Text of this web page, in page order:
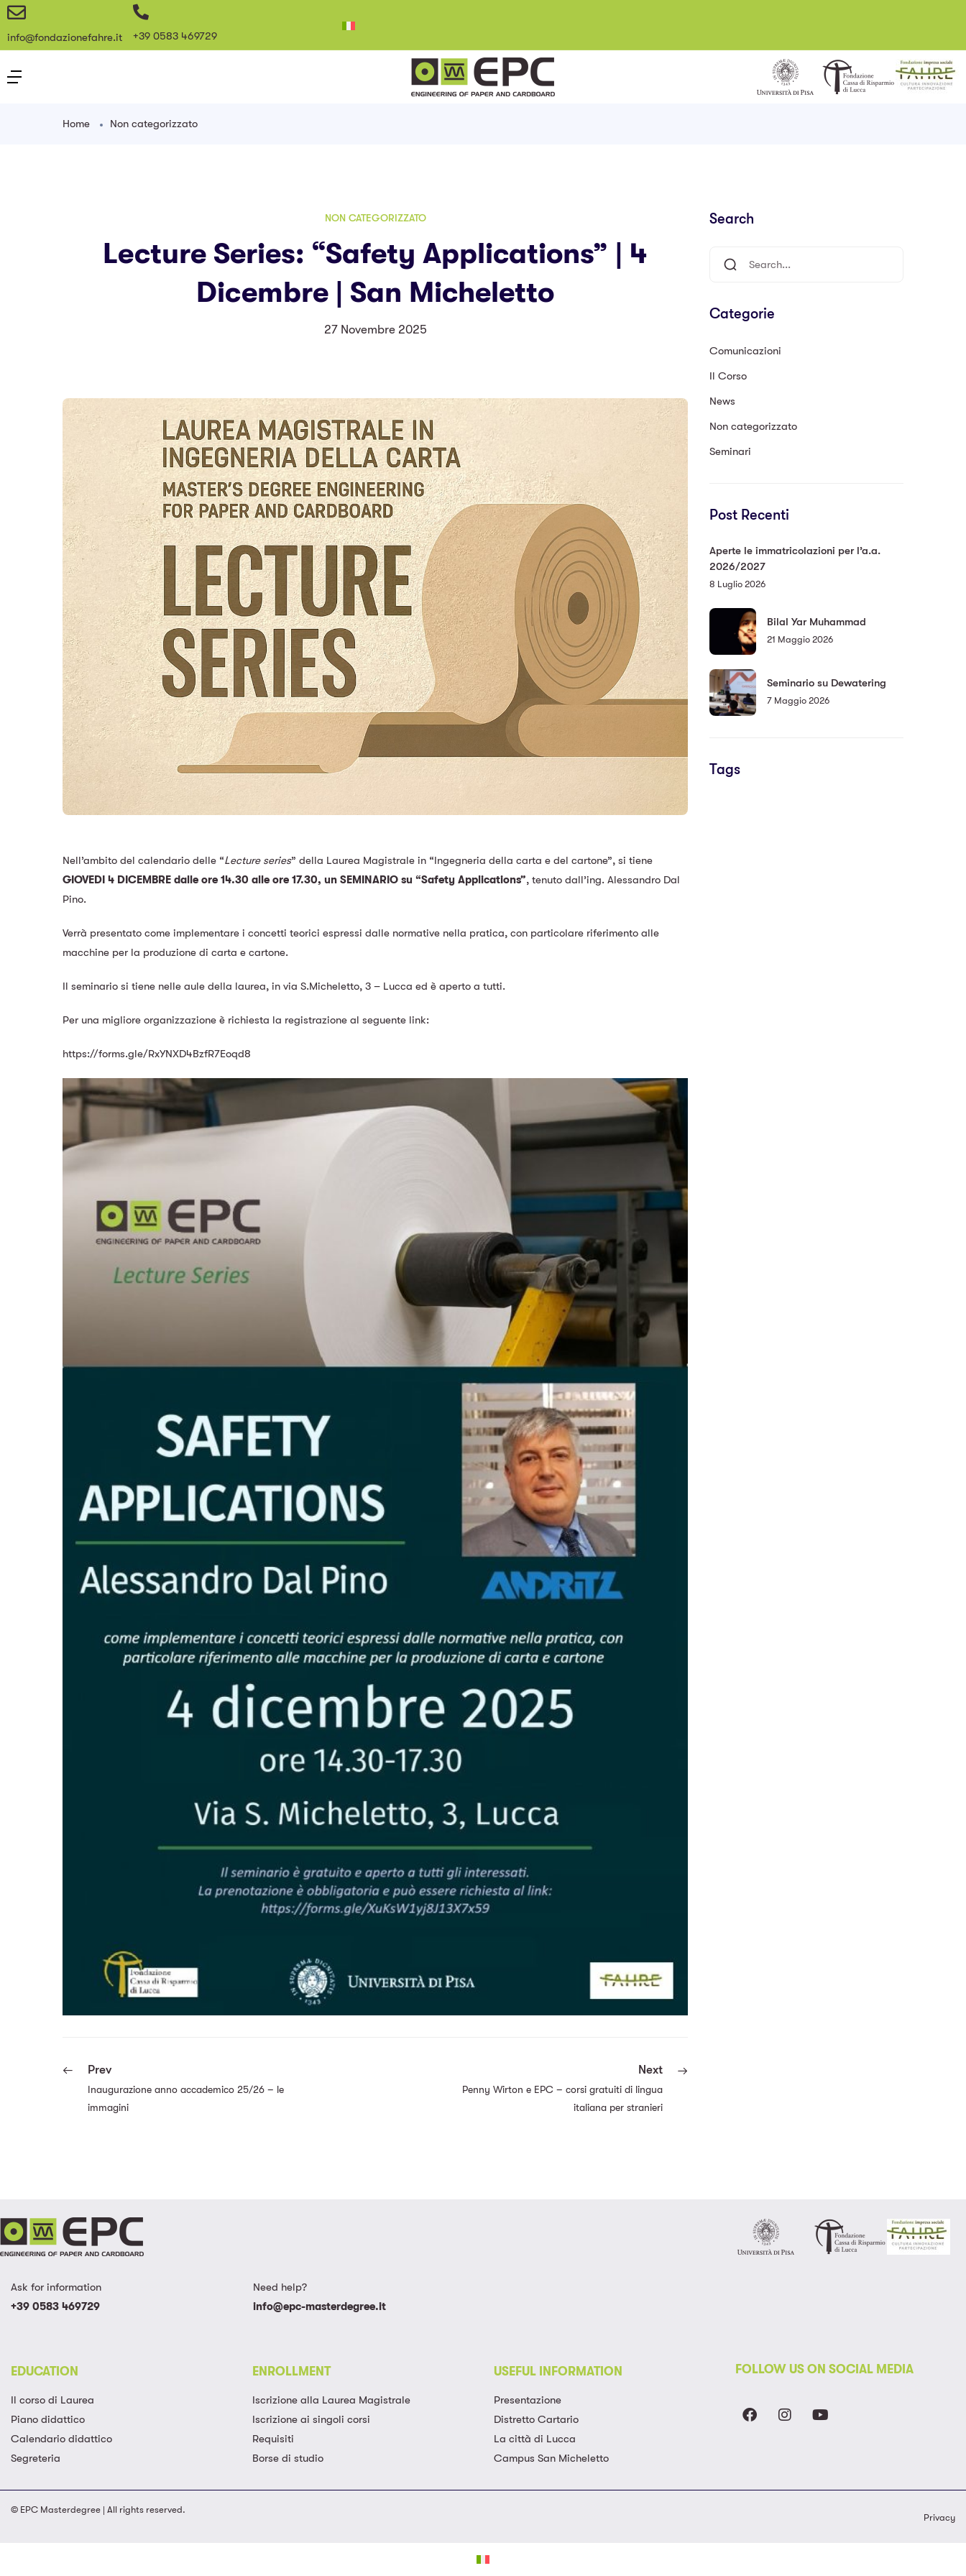
info@fondazionefahre.it +39 0583 469729
Home Non categorizzato
NON CATEGORIZZATO
Lecture Series: “Safety Applications” | 4
Dicembre | San Micheletto
27 Novembre 2025
Nell’ambito del calendario delle “Lecture series” della Laurea Magistrale in “Ingegneria della carta e del cartone”, si tiene
GIOVEDI 4 DICEMBRE dalle ore 14.30 alle ore 17.30, un SEMINARIO su “Safety Applications”, tenuto dall’ing. Alessandro Dal
Pino.
Verrà presentato come implementare i concetti teorici espressi dalle normative nella pratica, con particolare riferimento alle
macchine per la produzione di carta e cartone.
Il seminario si tiene nelle aule della laurea, in via S.Micheletto, 3 – Lucca ed è aperto a tutti.
Per una migliore organizzazione è richiesta la registrazione al seguente link:
https://forms.gle/RxYNXD4BzfR7Eoqd8
Prev
Inaugurazione anno accademico 25/26 – le
immagini
Next
Penny Wirton e EPC – corsi gratuiti di lingua
italiana per stranieri
Search
Categorie
Comunicazioni
Il Corso
News
Non categorizzato
Seminari
Post Recenti
Aperte le immatricolazioni per l’a.a.
2026/2027
8 Luglio 2026
Bilal Yar Muhammad
21 Maggio 2026
Seminario su Dewatering
7 Maggio 2026
Tags
Ask for information
+39 0583 469729
Need help?
info@epc-masterdegree.it
EDUCATION
Il corso di Laurea
Piano didattico
Calendario didattico
Segreteria
ENROLLMENT
Iscrizione alla Laurea Magistrale​
Iscrizione ai singoli corsi​
Requisiti
Borse di studio
USEFUL INFORMATION
Presentazione
Distretto Cartario
La città di Lucca
Campus San Micheletto
FOLLOW US ON SOCIAL MEDIA
© EPC Masterdegree | All rights reserved.
Privacy